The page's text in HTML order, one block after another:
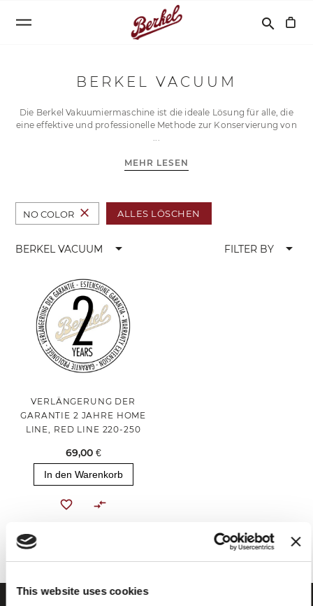
This website uses cookies
Suchen
search
BERKEL VACUUM
Die Berkel Vakuumiermaschine ist die ideale Lösung für alle, die
eine effektive und professionelle Methode zur Konservierung von
MEHR LESEN
NO COLOR close ALLES LÖSCHEN
BERKEL VACUUM arrow_drop_down FILTER BY arrow_drop_down
VERLÄNGERUNG DER
GARANTIE 2 JAHRE HOME
LINE, RED LINE 220-250
69,00 €
In den Warenkorb